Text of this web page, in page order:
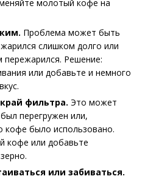
молотый кофе на
Проблема может быть
слишком долго или
Решение:
или добавьте и немного
фильтра. Это может
перегружен или,
было использовано.
кофе или добавьте
или забиваться.